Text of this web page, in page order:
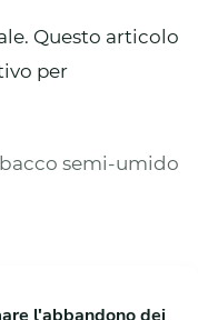
Questo articolo
per
semi-umido